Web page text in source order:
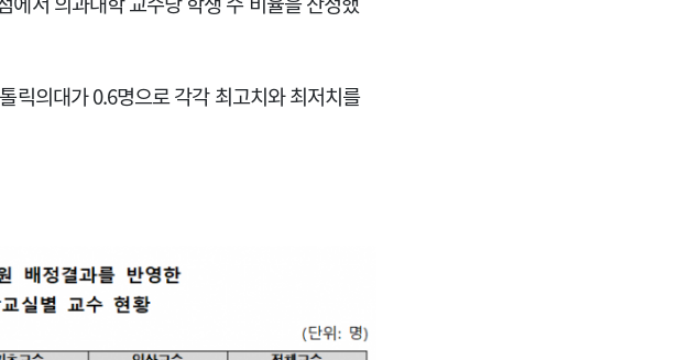
릭의대가 0.6명으로 각각 최고치와 최저치를